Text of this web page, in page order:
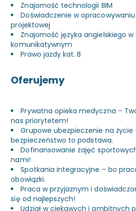
Znajomość technologii BIM
Doświadczenie w
projektowej
Znajomość języka angielskiego w
komunikatywnym
Prawo jazdy kat. B
Oferujemy
Prywatna opieka medyczna –
nas priorytetem!
Grupowe ubezpieczenie na życie
bezpieczeństwo to podstawa.
Dofinansowanie zajęć
nami!
Spotkania integracyjne – bo
obowiązki.
Praca w przyjaznym i
się od najlepszych!
Udział w ciekawych i ambitnych